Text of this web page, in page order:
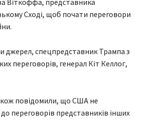
Віткоффа, представника
Сході, щоб почати переговори
джерел, спецпредставник Трампа з
переговорів, генерал Кіт Келлог,
повідомили, що США не
переговорів представників інших